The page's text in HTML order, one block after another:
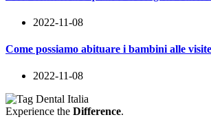
2022-11-08
Come possiamo abituare i bambini alle
2022-11-08
Experience the Difference.